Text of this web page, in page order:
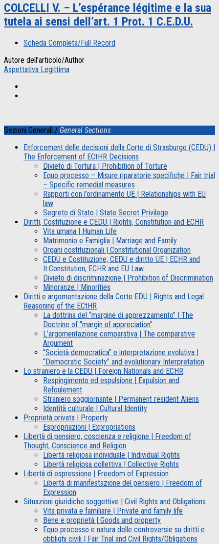
COLCELLI V. – L’espérance légitime e la sua
tutela ai sensi dell’art. 1 Prot. 1 C.E.D.U.
Scheda Completa/Full Record
Autore dell’articolo/Author
Aspettativa Legittima
Sezioni Generali / General Sections
Enforcement delle decisioni della Corte di Strasburgo (CEDU) |
The Enforcement of ECtHR Decisions
Divieto di Tortura | Prohibition of Torture
Equo processo – Misure riparatorie specifiche | Fair trial
– Specific remedial measures
Rapporti con l’ordinamento UE | Relationships with EU
law
Segreto di Stato | State Secret Privilege
Diritti, Costituzione e CEDU | Rights, Constitution and ECHR
Vita umana | Human Life
Matrimonio e Famiglia | Marriage and Family
Organi costituzionali | Constitutional Organization
CEDU e Costituzione; CEDU e diritto UE | ECHR and
It.Constitution; ECHR and EU Law
Divieto di discriminazione | Prohibition of Discrimination
Minoranze | Minorities
Diritti e argomentazione della Corte EDU | Rights and Legal
Reasoning of the ECtHR
La dottrina del “margine di apprezzamento” | The
Doctrine of “margin of appreciation”
L’argomentazione comparativa | The comparative
Argument
“Società democratica” e interpretazione evolutiva |
“Democratic Society” and evolutionary Interpretation
Lo straniero e la CEDU | Foreign Nationals and ECHR
Respingimento ed espulsione | Expulsion and
Refoulement
Straniero soggiornante | Permanent resident Aliens
Identità culturale | Cultural Identity
Proprietà privata | Property
Espropriazioni | Expropriations
Libertà di pensiero, coscienza e religione | Freedom of
Thought, Conscience and Religion
Libertà religiosa individuale | Individual Rights
Libertà religiosa collettiva | Collective Rights
Libertà di espressione | Freedom of Expression
Libertà di manifestazione del pensiero | Freedom of
Expression
Situazioni giuridiche soggettive | Civil Rights and Obligations
Vita privata e familiare | Private and family life
Bene e proprietà | Goods and property
Equo processo e natura delle controversie su diritti e
obblighi civili | Fair Trial and Civil Rights/Obligations